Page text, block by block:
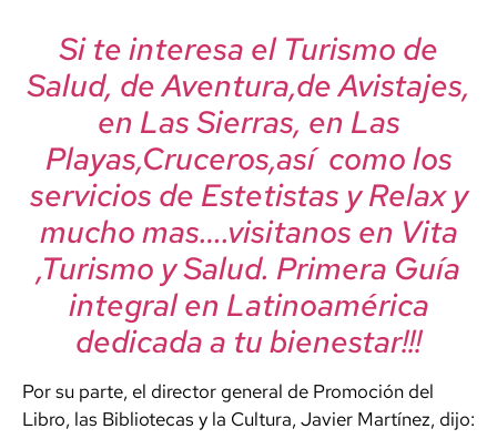
Si te interesa el Turismo de
Salud, de Aventura,de Avistajes,
en Las Sierras, en Las
Playas,Cruceros,así como los
servicios de Estetistas y Relax y
mucho mas….visitanos en Vita
,Turismo y Salud. Primera Guía
integral en Latinoamérica
dedicada a tu bienestar!!!
Por su parte, el director general de Promoción del
Libro, las Bibliotecas y la Cultura, Javier Martínez, dijo: